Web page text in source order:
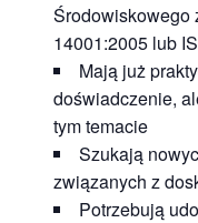
Środowiskowego
14001:2005 lub
Mają już
doświadczenie,
tym temacie
Szukają
związanych z
Potrzebują